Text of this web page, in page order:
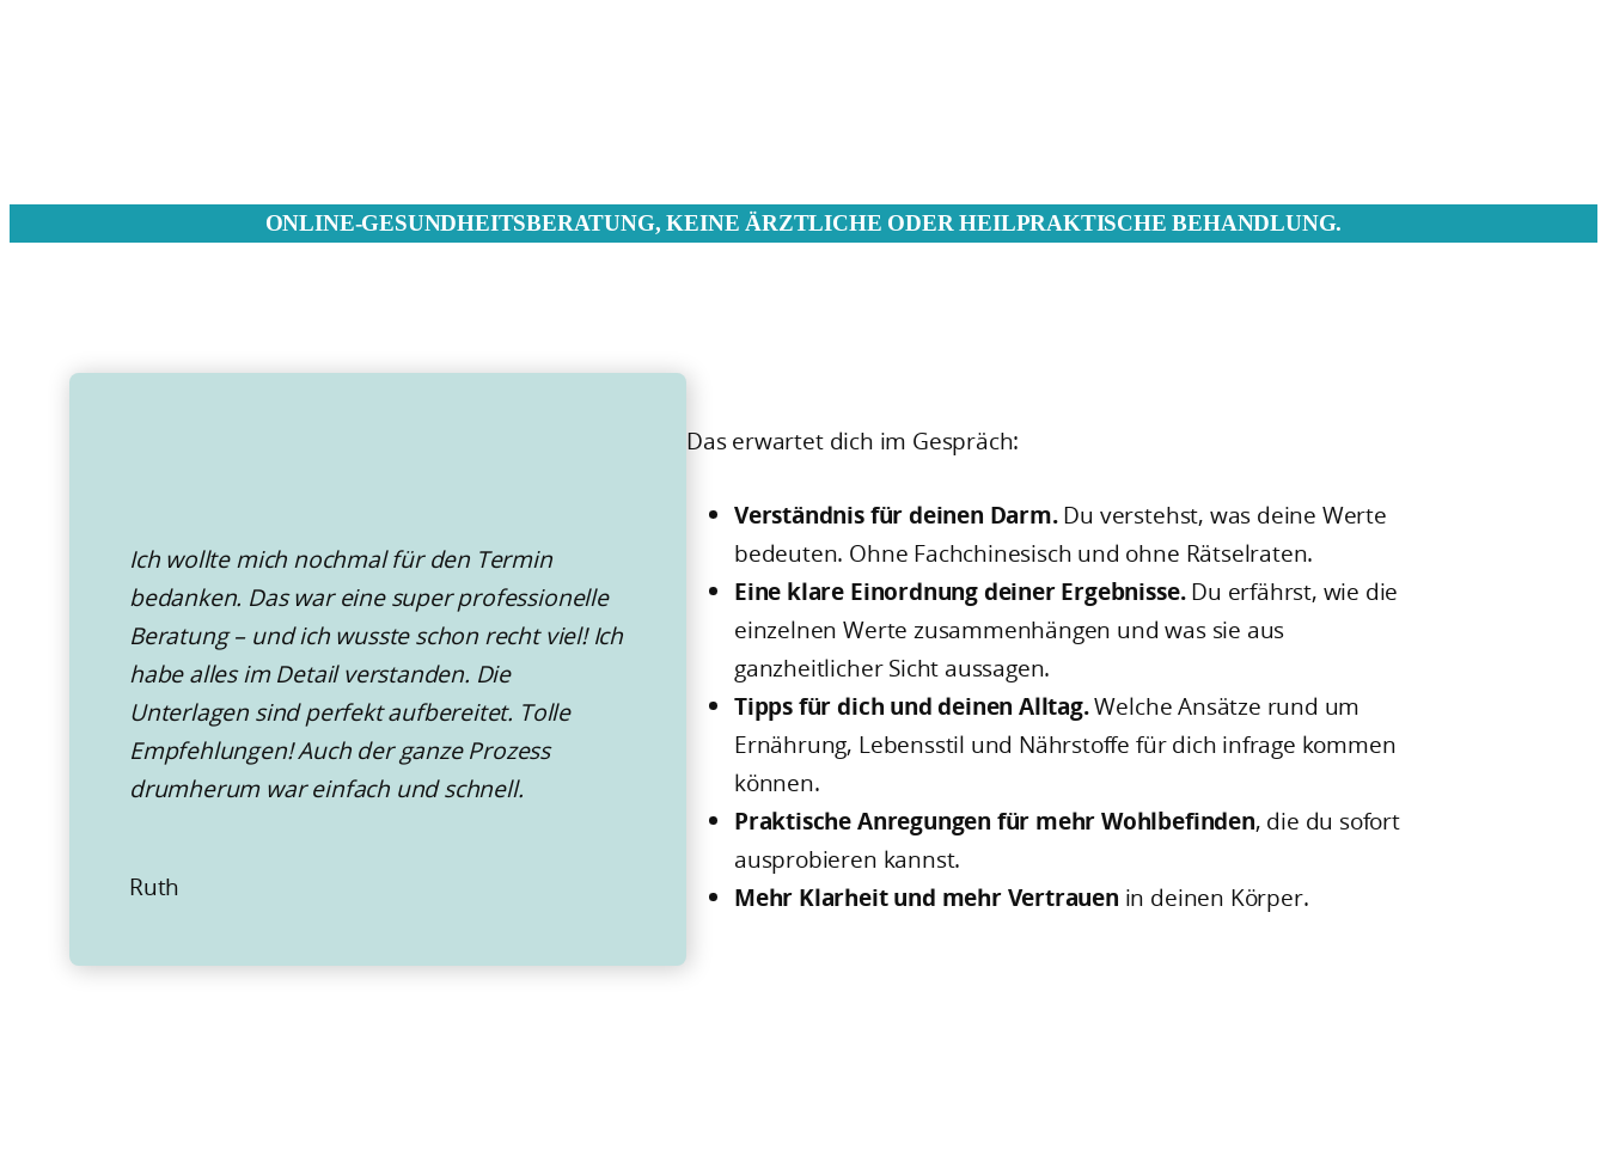
ONLINE-GESUNDHEITSBERATUNG, KEINE ÄRZTLICHE ODER HEILPRAKTISCHE BEHANDLUNG.
Ich wollte mich nochmal für den Termin
bedanken. Das war eine super professionelle
Beratung – und ich wusste schon recht viel! Ich
habe alles im Detail verstanden. Die
Unterlagen sind perfekt aufbereitet. Tolle
Empfehlungen! Auch der ganze Prozess
drumherum war einfach und schnell.
Ruth
Das erwartet dich im Gespräch:
Verständnis für deinen Darm.Du verstehst, was deine Werte
bedeuten. Ohne Fachchinesisch und ohne Rätselraten.
Eine klare Einordnung deiner Ergebnisse.Du erfährst, wie die
einzelnen Werte zusammenhängen und was sie aus
ganzheitlicher Sicht aussagen.
Tipps für dich und deinen Alltag.Welche Ansätze rund um
Ernährung, Lebensstil und Nährstoffe für dich infrage kommen
können.
Praktische Anregungen für mehr Wohlbefinden, die du sofort
ausprobieren kannst.
Mehr Klarheit und mehr Vertrauen in deinen Körper.